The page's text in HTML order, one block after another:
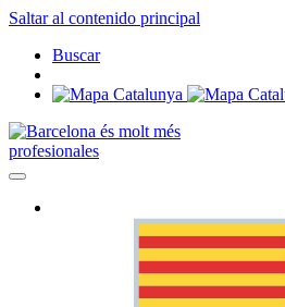
Saltar al contenido principal
Buscar
profesionales